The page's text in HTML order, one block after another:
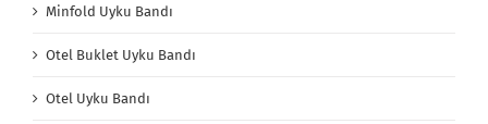
Minfold Uyku Bandı
Otel Buklet Uyku Bandı
Otel Uyku Bandı